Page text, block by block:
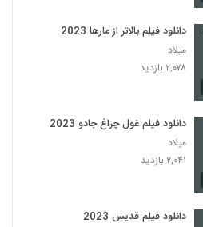
دانلود فیلم بالاتر از مارها 2023
میلاد
۲,۰۷۸ بازدید
دانلود فیلم غول چراغ جادو 2023
میلاد
۲,۰۴۱ بازدید
دانلود فیلم قدیس 2023